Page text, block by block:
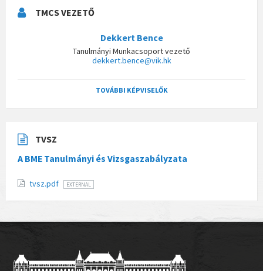
TMCS VEZETŐ
Dekkert Bence
Tanulmányi Munkacsoport vezető
dekkert.bence@vik.hk
TOVÁBBI KÉPVISELŐK
TVSZ
A BME Tanulmányi és Vizsgaszabályzata
tvsz.pdf EXTERNAL